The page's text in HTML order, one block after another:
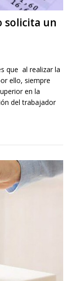
solicita un
que al realizar la
ello, siempre
en la
del trabajador